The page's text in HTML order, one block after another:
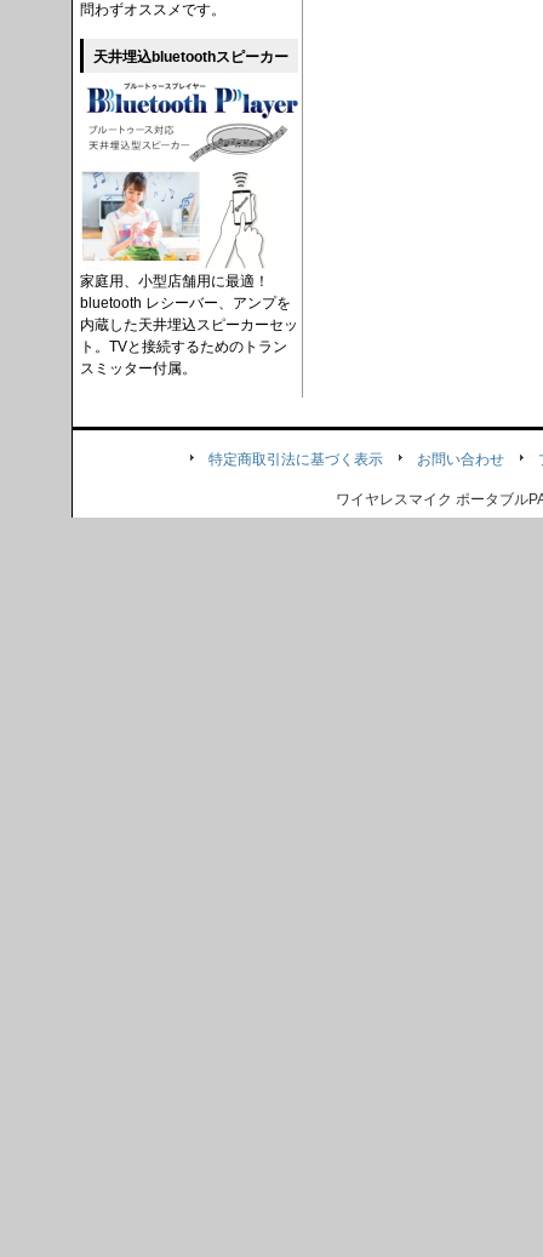
問わずオススメです。
天井埋込bluetoothスピーカー
家庭用、小型店舗用に最適！
bluetooth レシーバー、アンプを
内蔵した天井埋込スピーカーセッ
ト。TVと接続するためのトラン
スミッター付属。
特定商取引法に基づく表示 お問い合わせ
ワイヤレスマイク ポータブル